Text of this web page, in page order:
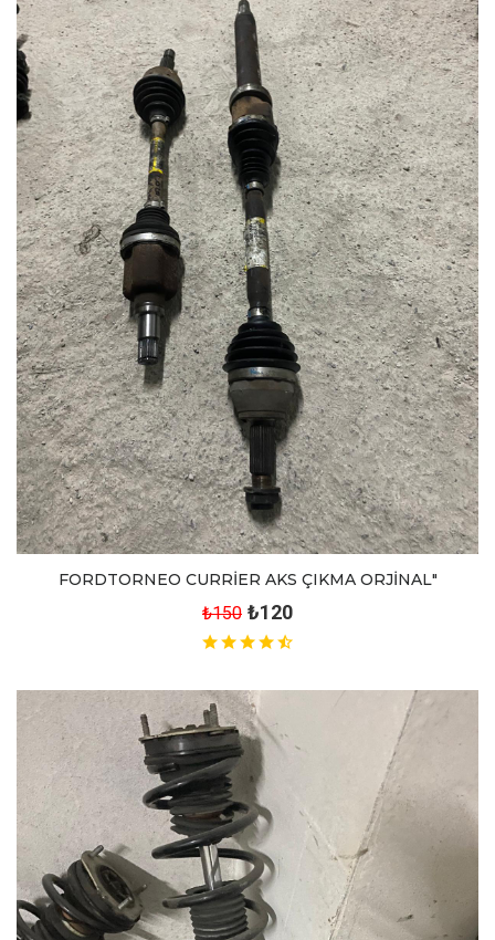
FORDTORNEO CURRİER AKS ÇIKMA ORJİNAL"
₺150 ₺120